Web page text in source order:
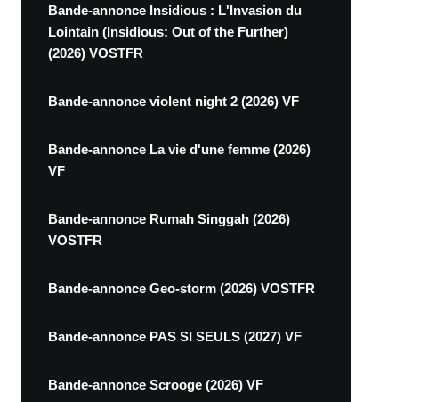
Bande-annonce Insidious : L'Invasion du
Lointain (Insidious: Out of the Further)
(2026) VOSTFR
Bande-annonce violent night 2 (2026) VF
Bande-annonce La vie d'une femme (2026)
VF
Bande-annonce Rumah Singgah (2026)
VOSTFR
Bande-annonce Geo-storm (2026) VOSTFR
Bande-annonce PAS SI SEULS (2027) VF
Bande-annonce Scrooge (2026) VF